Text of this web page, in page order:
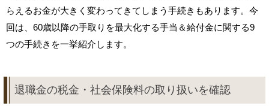
らえるお金が大きく変わってきてしまう手続きもあります。今
回は、60歳以降の手取りを最大化する手当＆給付金に関する9
つの手続きを一挙紹介します。
退職金の税金・社会保険料の取り扱いを確認